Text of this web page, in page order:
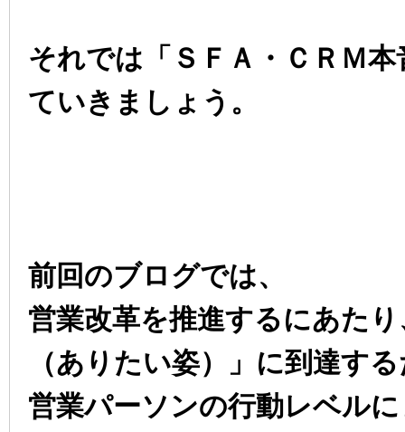
それでは「ＳＦＡ・ＣＲＭ
ていきましょう。
前回のブログでは、
営業改革を推進するにあた
（ありたい姿）」に到達す
営業パーソンの行動レベル